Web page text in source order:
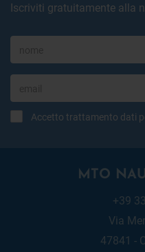
Iscriviti gratuitamente alla
Accetto trattamento dati
MTO
+39
Via
47841 -